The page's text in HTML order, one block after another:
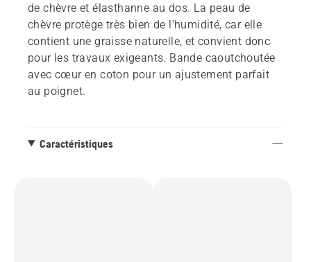
de chèvre et élasthanne au dos. La peau de
chèvre protège très bien de l'humidité, car elle
contient une graisse naturelle, et convient donc
pour les travaux exigeants. Bande caoutchoutée
avec cœur en coton pour un ajustement parfait
au poignet.
Caractéristiques